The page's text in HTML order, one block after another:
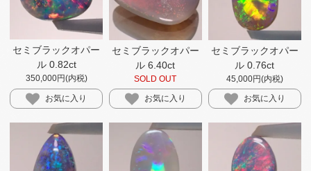
セミブラックオパー
ル 0.82ct
350,000円(内税)
お気に入り
セミブラックオパー
ル 6.40ct
SOLD OUT
お気に入り
セミブラックオパー
ル 0.76ct
45,000円(内税)
お気に入り